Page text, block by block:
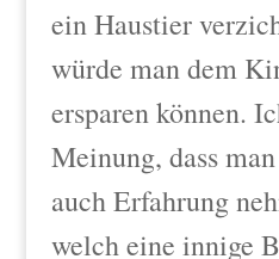
ein Haustier
würde man dem
ersparen können.
Meinung, dass
auch Erfahrung
welch eine innige